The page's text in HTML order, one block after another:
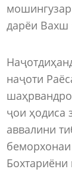
дарёи Вахш
наҷоти
ҷои ҳодиса
аввалини